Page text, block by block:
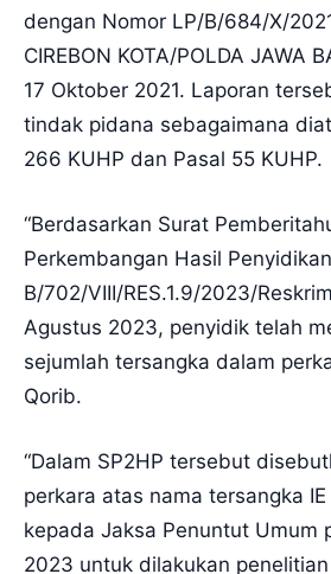
dengan Nomor LP/B/684/X/
CIREBON KOTA/POLDA JAWA
17 Oktober 2021. Laporan
tindak pidana sebagaimana
266 KUHP dan Pasal 55 KUHP.
“Berdasarkan Surat
Perkembangan Hasil
B/702/VIII/RES.1.9/2023/
Agustus 2023, penyidik telah
sejumlah tersangka dalam
Qorib.
“Dalam SP2HP tersebut
perkara atas nama tersangka
kepada Jaksa Penuntut Umum
2023 untuk dilakukan